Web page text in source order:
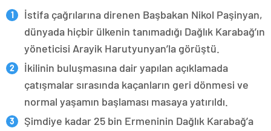
İstifa çağrılarına direnen Başbakan Nikol Paşinyan,
dünyada hiçbir ülkenin tanımadığı Dağlık Karabağ’ın
yöneticisi Arayik Harutyunyan’la görüştü.
İkilinin buluşmasına dair yapılan açıklamada
çatışmalar sırasında kaçanların geri dönmesi ve
normal yaşamın başlaması masaya yatırıldı.
Şimdiye kadar 25 bin Ermeninin Dağlık Karabağ’a